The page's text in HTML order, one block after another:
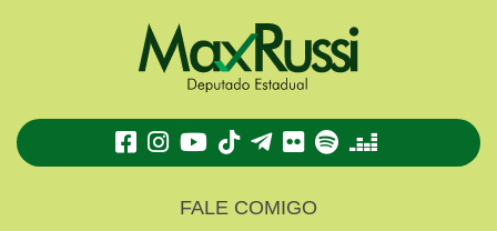
TikTokTelegram
FlickrSpotifyDeezer
FALE COMIGO